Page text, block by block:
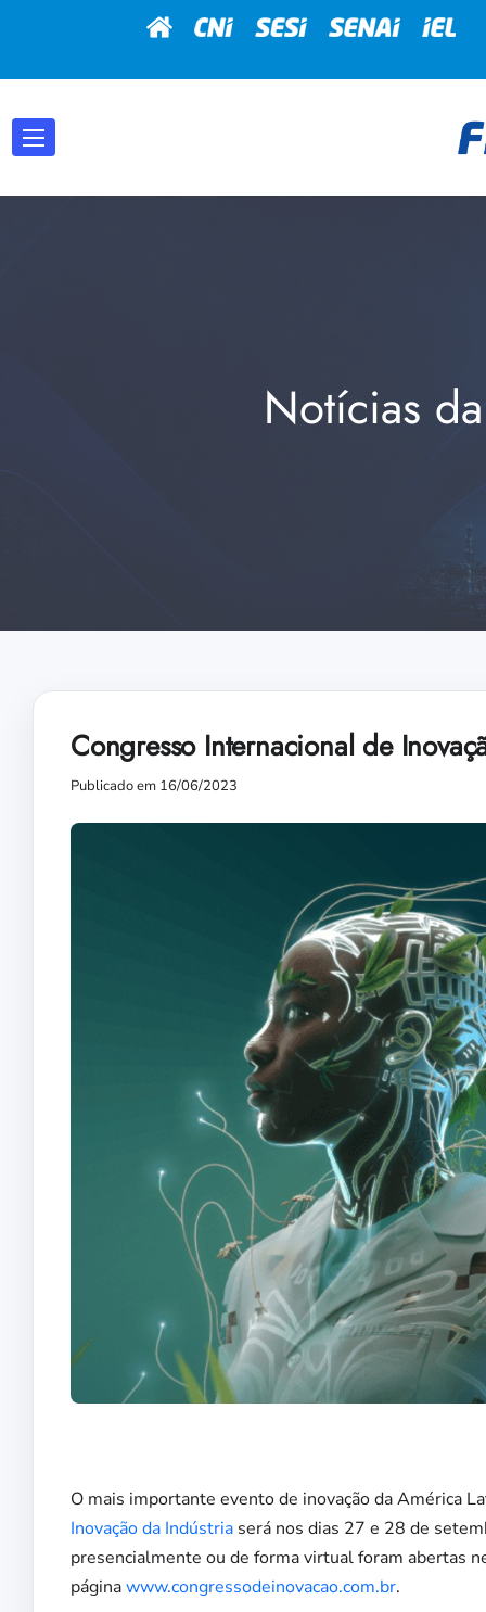
Notícias
Congresso Internacional de
Publicado em 16/06/2023
O mais importante evento de inovação da América
Inovação da Indústria será nos dias 27 e 28 de
presencialmente ou de forma virtual foram abertas
páginawww.congressodeinovacao.com.br.